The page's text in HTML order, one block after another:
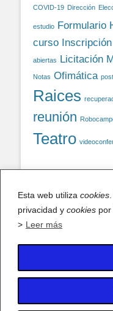
Esta web utiliza cookies
privacidad y cookies
> Leer más
COVID-19 Dirección
estudio Formulario
curso Inscripción
abiertas Licitación
Notas Ofimática
Raices
reunión
Teatro
Facebook
X (antiguo